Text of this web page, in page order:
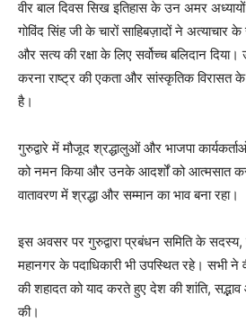
वीर बाल दिवस सिख इतिहास के उन अमर
गोविंद सिंह जी के चारों साहिबज़ादों ने
और सत्य की रक्षा के लिए सर्वोच्च बलिदान
करना राष्ट्र की एकता और सांस्कृतिक विरासत के
है।
गुरुद्वारे में मौजूद श्रद्धालुओं और भाजपा
को नमन किया और उनके आदर्शों को आत्मसात
वातावरण में श्रद्धा और सम्मान का भाव बना रहा।
इस अवसर पर गुरुद्वारा प्रबंधन समिति के सदस्य,
महानगर के पदाधिकारी भी उपस्थित रहे। सभी ने
की शहादत को याद करते हुए देश की शांति,
की।